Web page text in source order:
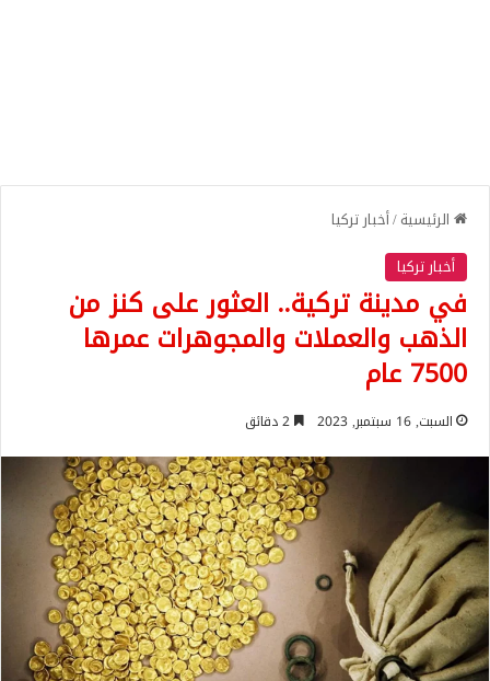
الرئيسية/أخبار تركيا
أخبار تركيا
في مدينة تركية.. العثور على كنز من
الذهب والعملات والمجوهرات عمرها
7500 عام
السبت, 16 سبتمبر, 2023